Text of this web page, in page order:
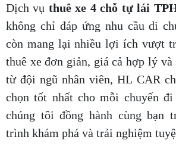
Dịch vụ thuê xe 4 chỗ tự lái
không chỉ đáp ứng nhu cầu di
còn mang lại nhiều lợi ích vượt
thuê xe đơn giản, giá cả hợp lý
từ đội ngũ nhân viên, HL CAR
chọn tốt nhất cho mỗi chuyến đi
chúng tôi đồng hành cùng bạn
trình khám phá và trải nghiệm